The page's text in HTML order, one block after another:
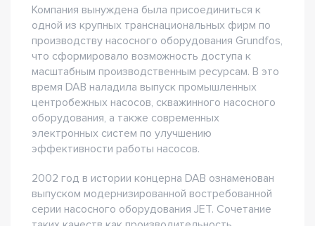
Компания вынуждена была присоединиться к
одной из крупных транснациональных фирм по
производству насосного оборудования Grundfos,
что сформировало возможность доступа к
масштабным производственным ресурсам. В это
время DAB наладила выпуск промышленных
центробежных насосов, скважинного насосного
оборудования, а также современных
электронных систем по улучшению
эффективности работы насосов.
2002 год в истории концерна DAB ознаменован
выпуском модернизированной востребованной
серии насосного оборудования JET. Сочетание